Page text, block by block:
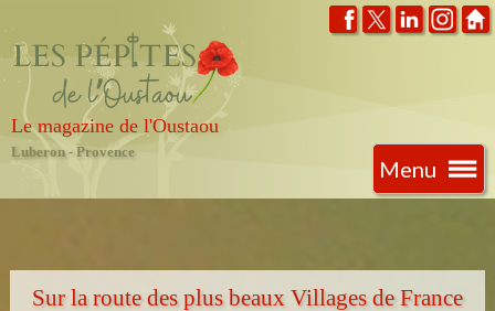
Le magazine de l'Oustaou
Luberon - Provence
Menu
Sur la route des plus beaux Villages de France